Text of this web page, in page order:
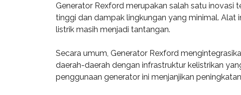
Generator Rexford merupakan salah satu inovasi
tinggi dan dampak lingkungan yang minimal. Alat
listrik masih menjadi tantangan.
Secara umum, Generator Rexford
daerah-daerah dengan infrastruktur kelistrikan
penggunaan generator ini menjanjikan